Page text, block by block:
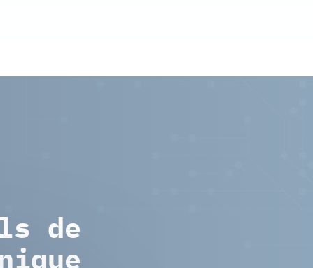
de